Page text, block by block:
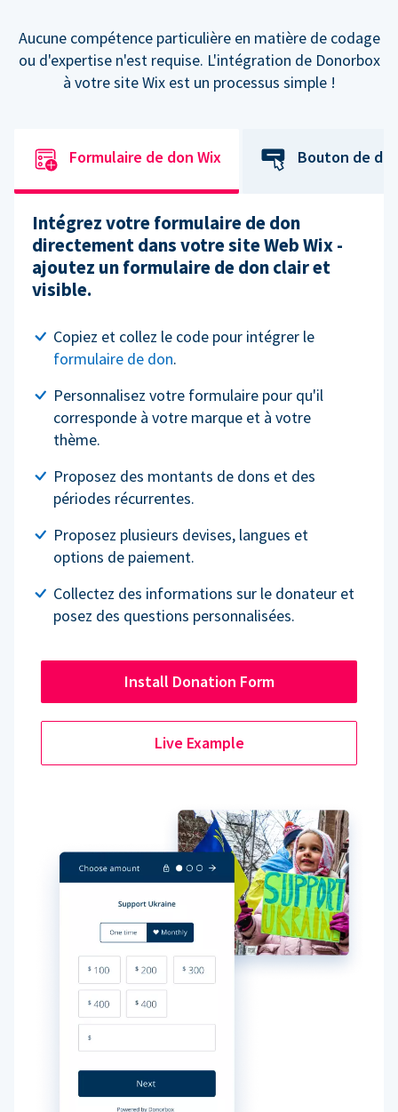
Aucune compétence particulière en matière de codage
ou d'expertise n'est requise. L'intégration de Donorbox
à votre site Wix est un processus simple !
Formulaire de don Wix Bouton de
Intégrez votre formulaire de don
directement dans votre site Web Wix -
ajoutez un formulaire de don clair et
visible.
Copiez et collez le code pour intégrer le
formulaire de don.
Personnalisez votre formulaire pour qu'il
corresponde à votre marque et à votre
thème.
Proposez des montants de dons et des
périodes récurrentes.
Proposez plusieurs devises, langues et
options de paiement.
Collectez des informations sur le donateur et
posez des questions personnalisées.
Install Donation Form
Live Example